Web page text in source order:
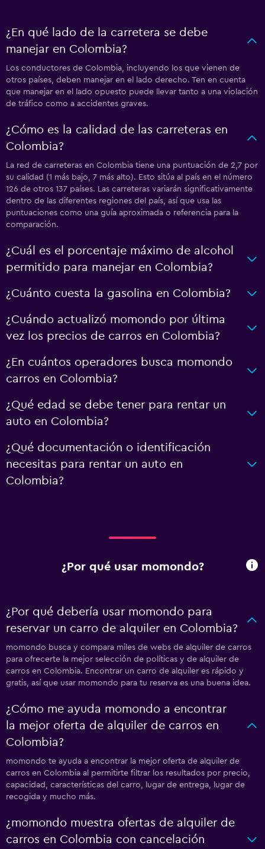
¿En qué lado de la carretera se debe
manejar en Colombia?
Los conductores de Colombia, incluyendo los que vienen de
otros países, deben manejar en el lado derecho. Ten en cuenta
que manejar en el lado opuesto puede llevar tanto a una violación
de tráfico como a accidentes graves.
¿Cómo es la calidad de las carreteras en
Colombia?
La red de carreteras en Colombia tiene una puntuación de 2,7 por
su calidad (1 más bajo, 7 más alto). Esto sitúa al país en el número
126 de otros 137 países. Las carreteras variarán significativamente
dentro de las diferentes regiones del país, así que usa las
puntuaciones como una guía aproximada o referencia para la
comparación.
¿Cuál es el porcentaje máximo de alcohol
permitido para manejar en Colombia?
¿Cuánto cuesta la gasolina en Colombia?
¿Cuándo actualizó momondo por última
vez los precios de carros en Colombia?
¿En cuántos operadores busca momondo
carros en Colombia?
¿Qué edad se debe tener para rentar un
auto en Colombia?
¿Qué documentación o identificación
necesitas para rentar un auto en
Colombia?
¿Por qué usar momondo?
¿Por qué debería usar momondo para
reservar un carro de alquiler en Colombia?
momondo busca y compara miles de webs de alquiler de carros
para ofrecerte la mejor selección de políticas y de alquiler de
carros en Colombia. Encontrar un carro de alquiler es rápido y
gratis, así que usar momondo para tu reserva es una buena idea.
¿Cómo me ayuda momondo a encontrar
la mejor oferta de alquiler de carros en
Colombia?
momondo te ayuda a encontrar la mejor oferta de alquiler de
carros en Colombia al permitirte filtrar los resultados por precio,
capacidad, características del carro, lugar de entrega, lugar de
recogida y mucho más.
¿momondo muestra ofertas de alquiler de
carros en Colombia con cancelación